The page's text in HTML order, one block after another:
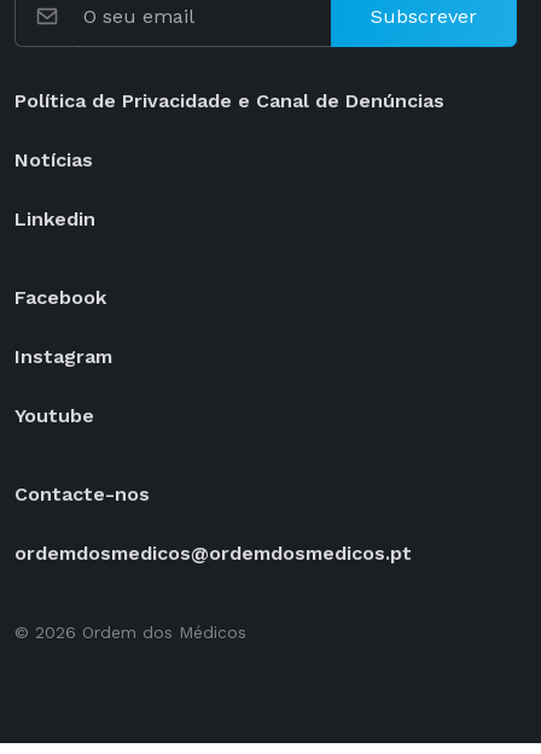
Subscrever
Política de Privacidade e Canal de Denúncias
Notícias
Linkedin
Facebook
Instagram
Youtube
Contacte-nos
ordemdosmedicos@ordemdosmedicos.pt
© 2026 Ordem dos Médicos